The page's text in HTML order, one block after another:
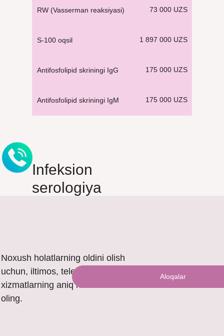
73 000 UZS
RW (Vasserman reaksiyasi)
1 897 000 UZS
S-100 oqsil
175 000 UZS
Antifosfolipid skriningi IgG
175 000 UZS
Antifosfolipid skriningi IgM
Infeksion
serologiya
Noxush holatlarning oldini olish
uchun, iltimos, telefon orqali
xizmatlarning aniq narxini bilib
oling.
Aloqalar